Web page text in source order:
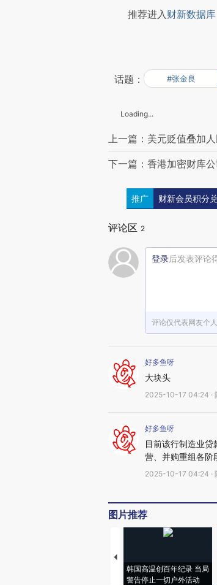
推荐进入财新数据库
话题： #张金良
Loading...
上一篇：美元贬值叠加
下一篇：香港加密财库
推广 财新会员积分
评论区 2
登录后发表评论
评论仅代表网友个
好多鱼呀
大块头
2025-10-17 04:24 ·
好多鱼呀
目前该行制造业
营、并购重组各阶
2025-10-17 04:24 ·
图片推荐
韩国高温创百年纪录 当局
警告停止一切户外活动